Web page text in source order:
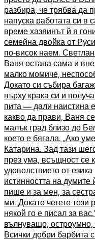
разбира, че трябва
напуска работата си в
време хазяинът й я
семейна двойка от
по-висок наем.
Ваня остава сама и
малко момиче,
Докато си събира
върху крака си и
пита — дали наистина
какво да прави, Ваня
малък град близо до
което е бягала. „Ако
Катарина. Зад тази
през ума, всъщност се
удоволствието от
истинността на
пише и за мен, за
ми. Докато четете
някой го е писал за
вълнуващо,
Всички добри барбита